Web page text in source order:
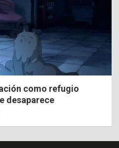
como refugio
desaparece